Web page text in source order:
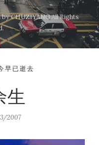
CHUZIYANG All Rights
早已逝去
生
2007